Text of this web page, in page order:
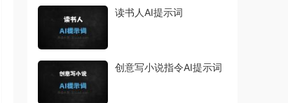
读书人AI提示词
创意写小说指令AI提示词